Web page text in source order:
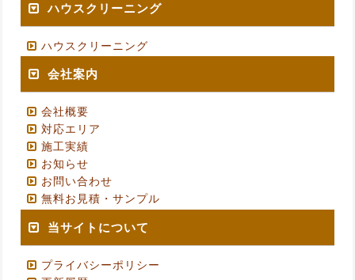
ハウスクリーニング
ハウスクリーニング
会社案内
会社概要
対応エリア
施工実績
お知らせ
お問い合わせ
無料お見積・サンプル
当サイトについて
プライバシーポリシー